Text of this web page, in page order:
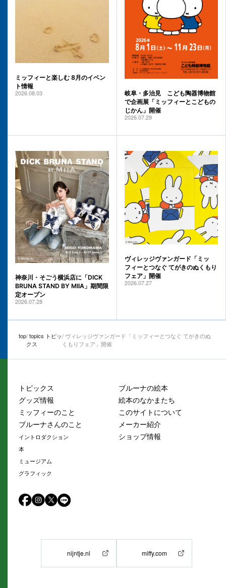
ミッフィーと楽しむ 8月のイベン
ト情報
2026.08.03
岐阜・多治見 こども陶器博物館
で企画展「ミッフィーとこどもの
じかん」開催
2026.07.29
神奈川・そごう横浜店に「DICK
BRUNA STAND BY MIIA」期間限
定オープン
2026.07.28
ヴィレッジヴァンガード「ミッ
フィーとつなぐ てがきのぬくもり
フェア」開催
2026.07.27
top topics トピッ
クス
ヴィレッジヴァンガード「ミッフィーとつなぐ てがきのぬ
くもりフェア」開催
トピックス
グッズ情報
ミッフィーのこと
ブルーナさんのこと
イントロダクション
本
ミュージアム
グラフィック
ブルーナの絵本
絵本のなかまたち
このサイトについて
メーカー紹介
ショップ情報
nijntje.nl miffy.com